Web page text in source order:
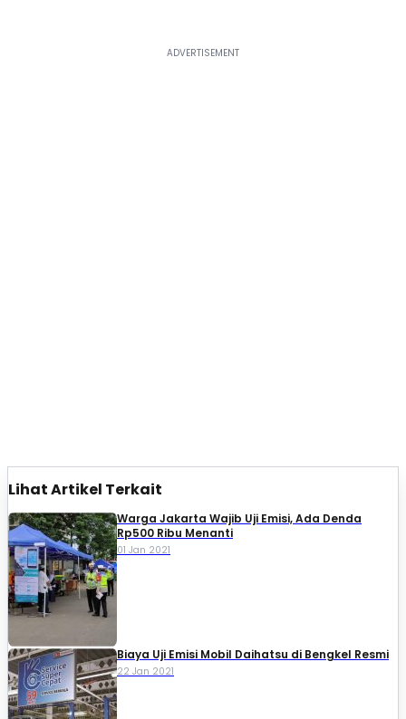
Lihat Artikel Terkait
Warga Jakarta Wajib Uji Emisi, Ada Denda
Rp500 Ribu Menanti
01 Jan 2021
Biaya Uji Emisi Mobil Daihatsu di Bengkel Resmi
22 Jan 2021